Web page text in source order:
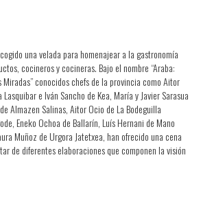
una velada para homenajear a la gastronomía
cocineros y cocineras. Bajo el nombre “Araba:
Miradas” conocidos chefs de la provincia como Aitor
e Iván Sancho de Kea, María y Javier Sarasua
Almazen Salinas, Aitor Ocio de La Bodeguilla
Eneko Ochoa de Ballarín, Luís Hernani de Mano
Muñoz de Urgora Jatetxea, han ofrecido una cena
de diferentes elaboraciones que componen la visión